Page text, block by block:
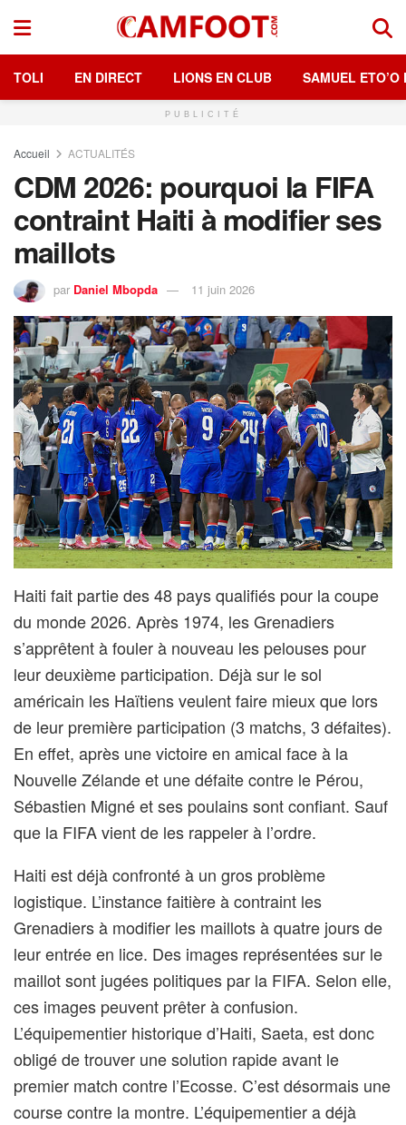
TOLI EN DIRECT LIONS EN CLUB SAMUEL ETO’O
PUBLICITÉ
Accueil ACTUALITÉS
CDM 2026: pourquoi la FIFA
contraint Haiti à modifier ses
maillots
par Daniel Mbopda 11 juin 2026
Haiti fait partie des 48 pays qualifiés pour la coupe
du monde 2026. Après 1974, les Grenadiers
s’apprêtent à fouler à nouveau les pelouses pour
leur deuxième participation. Déjà sur le sol
américain les Haïtiens veulent faire mieux que lors
de leur première participation (3 matchs, 3 défaites).
En effet, après une victoire en amical face à la
Nouvelle Zélande et une défaite contre le Pérou,
Sébastien Migné et ses poulains sont confiant. Sauf
que la FIFA vient de les rappeler à l’ordre.
Haiti est déjà confronté à un gros problème
logistique. L’instance faitière à contraint les
Grenadiers à modifier les maillots à quatre jours de
leur entrée en lice. Des images représentées sur le
maillot sont jugées politiques par la FIFA. Selon elle,
ces images peuvent prêter à confusion.
L’équipementier historique d’Haiti, Saeta, est donc
obligé de trouver une solution rapide avant le
premier match contre l’Ecosse. C’est désormais une
course contre la montre. L’équipementier a déjà